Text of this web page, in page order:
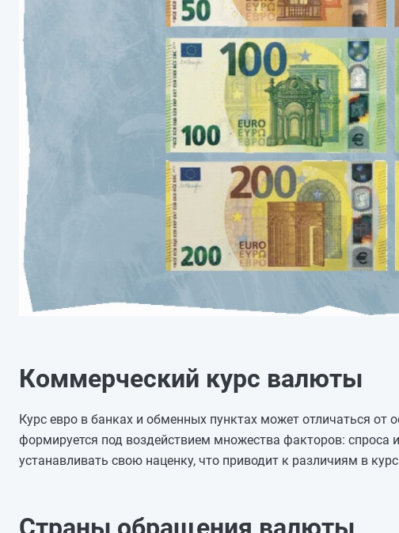
Коммерческий курс валюты
Курс евро в банках и обменных пунктах может отличаться
формируется под воздействием множества факторов: спроса
устанавливать свою наценку, что приводит к различиям в